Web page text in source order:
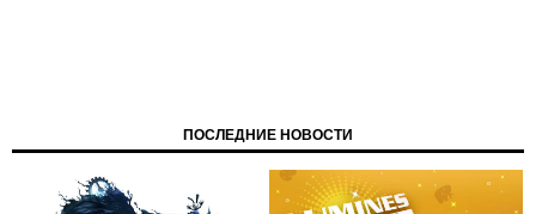
ПОСЛЕДНИЕ НОВОСТИ